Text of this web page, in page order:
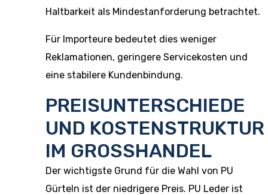
Haltbarkeit als Mindestanforderung betrachtet.
Für Importeure bedeutet dies weniger
Reklamationen, geringere Servicekosten und
eine stabilere Kundenbindung.
PREISUNTERSCHIEDE
UND KOSTENSTRUKTUR
IM GROSSHANDEL
Der wichtigste Grund für die Wahl von PU
Gürteln ist der niedrigere Preis. PU Leder ist